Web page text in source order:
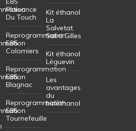
Plaisance
Du Touch
Reprogrammation
E85
Colomiers
Reprogrammation
E85
Blagnac
Reprogrammation
E85
Tournefeuille
Kit éthanol
La
Salvetat
Saint Gilles
Kit éthanol
Léguevin
Les
avantages
du
bioéthanol